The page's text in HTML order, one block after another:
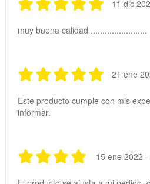
11 dic
muy buena calidad ........................
21 ene
Este producto cumple con mis
informar.
15 ene 2022